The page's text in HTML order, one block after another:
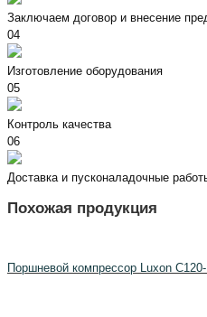
Заключаем договор и внесение
04
Изготовление оборудования
05
Контроль качества
06
Доставка и пусконаладочные
Похожая продукция
Поршневой компрессор Luxon